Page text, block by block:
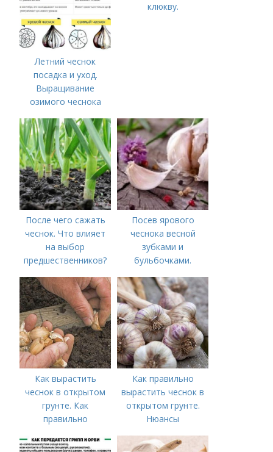
Летний чеснок
посадка и уход.
Выращивание
озимого чеснока
клюкву.
После чего сажать
чеснок. Что влияет
на выбор
предшественников?
Посев ярового
чеснока весной
зубками и
бульбочками.
посадки озимого
чеснока
Как вырастить
чеснок в открытом
грунте. Как
правильно
открытом грунте
Как правильно
вырастить чеснок в
открытом грунте.
Нюансы
озимого чеснока